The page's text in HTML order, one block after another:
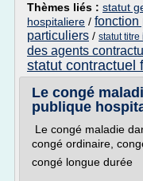
Thèmes liés : statut
hospitaliere / fonction
particuliers / statut
des agents
statut contractuel
Le congé
publique
Le congé maladie
congé ordinaire,
congé longue durée